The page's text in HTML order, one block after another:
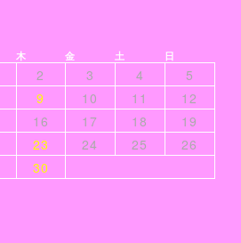
木 金 土 日
2 3 4
5
9 10 11
12
16 17 18
19
23 24 25
26
30